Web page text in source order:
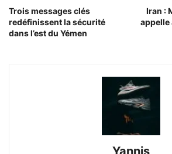
Trois messages clés
redéfinissent la sécurité
dans l’est du Yémen
Iran :
appelle
Yannis